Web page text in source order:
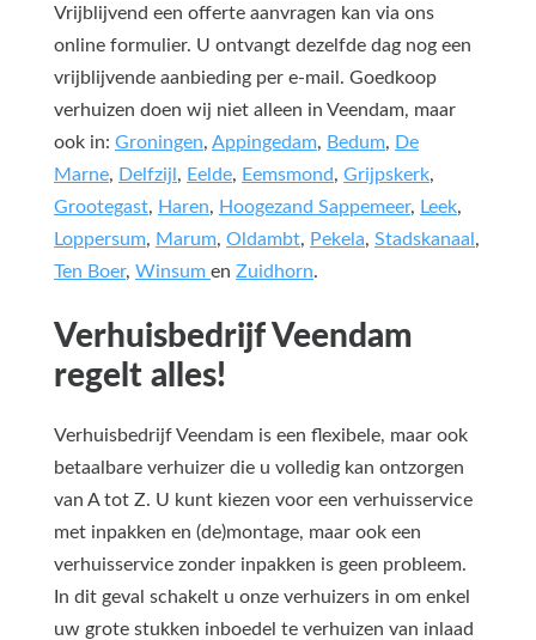
Vrijblijvend een offerte aanvragen kan via ons
online formulier. U ontvangt dezelfde dag nog een
vrijblijvende aanbieding per e-mail. Goedkoop
verhuizen doen wij niet alleen in Veendam, maar
ook in: Groningen, Appingedam, Bedum, De
Marne, Delfzijl , Eelde, Eemsmond, Grijpskerk,
Grootegast, Haren, Hoogezand Sappemeer, Leek,
Loppersum, Marum, Oldambt, Pekela, Stadskanaal ,
Ten Boer, Winsum en Zuidhorn.
Verhuisbedrijf Veendam
regelt alles!
Verhuisbedrijf Veendam is een flexibele, maar ook
betaalbare verhuizer die u volledig kan ontzorgen
van A tot Z. U kunt kiezen voor een verhuisservice
met inpakken en (de)montage, maar ook een
verhuisservice zonder inpakken is geen probleem.
In dit geval schakelt u onze verhuizers in om enkel
uw grote stukken inboedel te verhuizen van inlaad